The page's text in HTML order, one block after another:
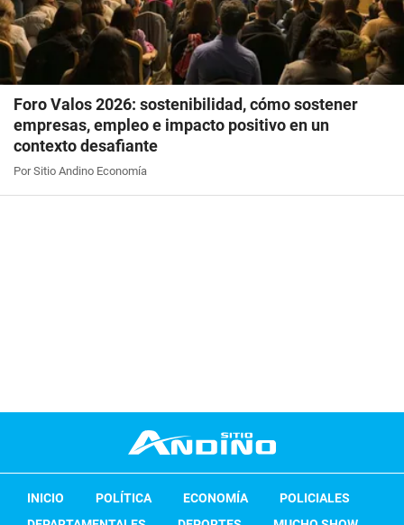
Foro Valos 2026: sostenibilidad, cómo sostener
empresas, empleo e impacto positivo en un
contexto desafiante
Por Sitio Andino Economía
INICIO POLÍTICA ECONOMÍA
POLICIALES